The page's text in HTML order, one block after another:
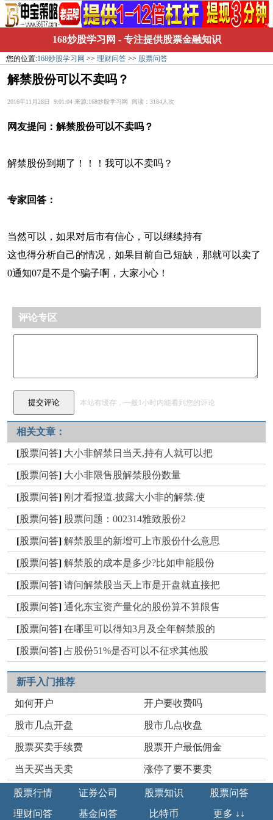
168炒股学习网 - 专注提供股票金融知识
您的位置:168炒股学习网 >> 理财问答 >> 股票问答
解禁股份可以不卖吗？
2016年11月28日 9:01:04 来源:168炒股学习网 阅读：3184人次
网友提问： 解禁股份可以不卖吗？
解禁股份到期了！！！我可以不卖吗？
专家回答：
当然可以，如果对后市有信心，可以继续持有
这也得分析自己的情况，如果目前自己短缺，那就可以卖了
0通知07是不是个骗子啊，大家小心！
评论专区
本站有缓存，一般1小时内能看到您的评论
相关文章：
[股票问答] 大小非解禁日当天,持有人就可以把
[股票问答] 大小非限售股解禁股份数量
[股票问答] 刚才看报道.披露大小非的解禁.使
[股票问答] 股票问题：002314雅致股份2
[股票问答] 解禁股里的新增可上市股份什么意思
[股票问答] 解禁股的成本是多少?比如申能股份
[股票问答] 请问解禁股当天上市是开盘就直接把
[股票问答] 通化东宝资产量化的股份算不算限售
[股票问答] 在哪里可以得知3月及全年解禁股的
[股票问答] 占股份51%是否可以不征求其他股
新手入门推荐
如何开户 开户要收费吗
股市几点开盘 股市几点收盘
股票买卖手续费 股票开户最低佣金
当天买当天卖 涨停了要不要卖
股票行情 证券公司 股票知识
股票问答
理财问答
基金问答 比特币 更多 ↓↓